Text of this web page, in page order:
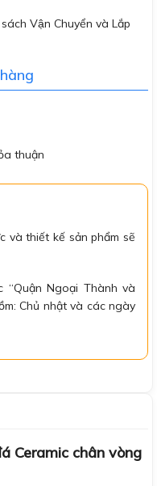
Vận Chuyển và Lắp
thuận
và thiết kế sản phẩm sẽ
Ngoại Thành và
Chủ nhật và các ngày
Ceramic chân vòng